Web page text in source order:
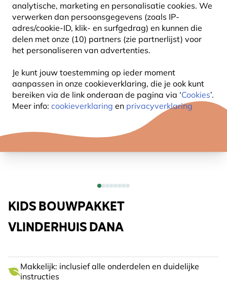
analytische, marketing en personalisatie cookies. We
verwerken dan persoonsgegevens (zoals IP-
adres/cookie-ID, klik- en surfgedrag) en kunnen die
delen met onze (10) partners (zie partnerlijst) voor
het personaliseren van advertenties.
Je kunt jouw toestemming op ieder moment
aanpassen in onze cookieverklaring, die je ook kunt
bereiken via de link onderaan de pagina via ‘Cookies’.
Meer info: cookieverklaring en privacyverklaring
KIDS BOUWPAKKET
VLINDERHUIS DANA
Makkelijk: inclusief alle onderdelen en duidelijke
instructies